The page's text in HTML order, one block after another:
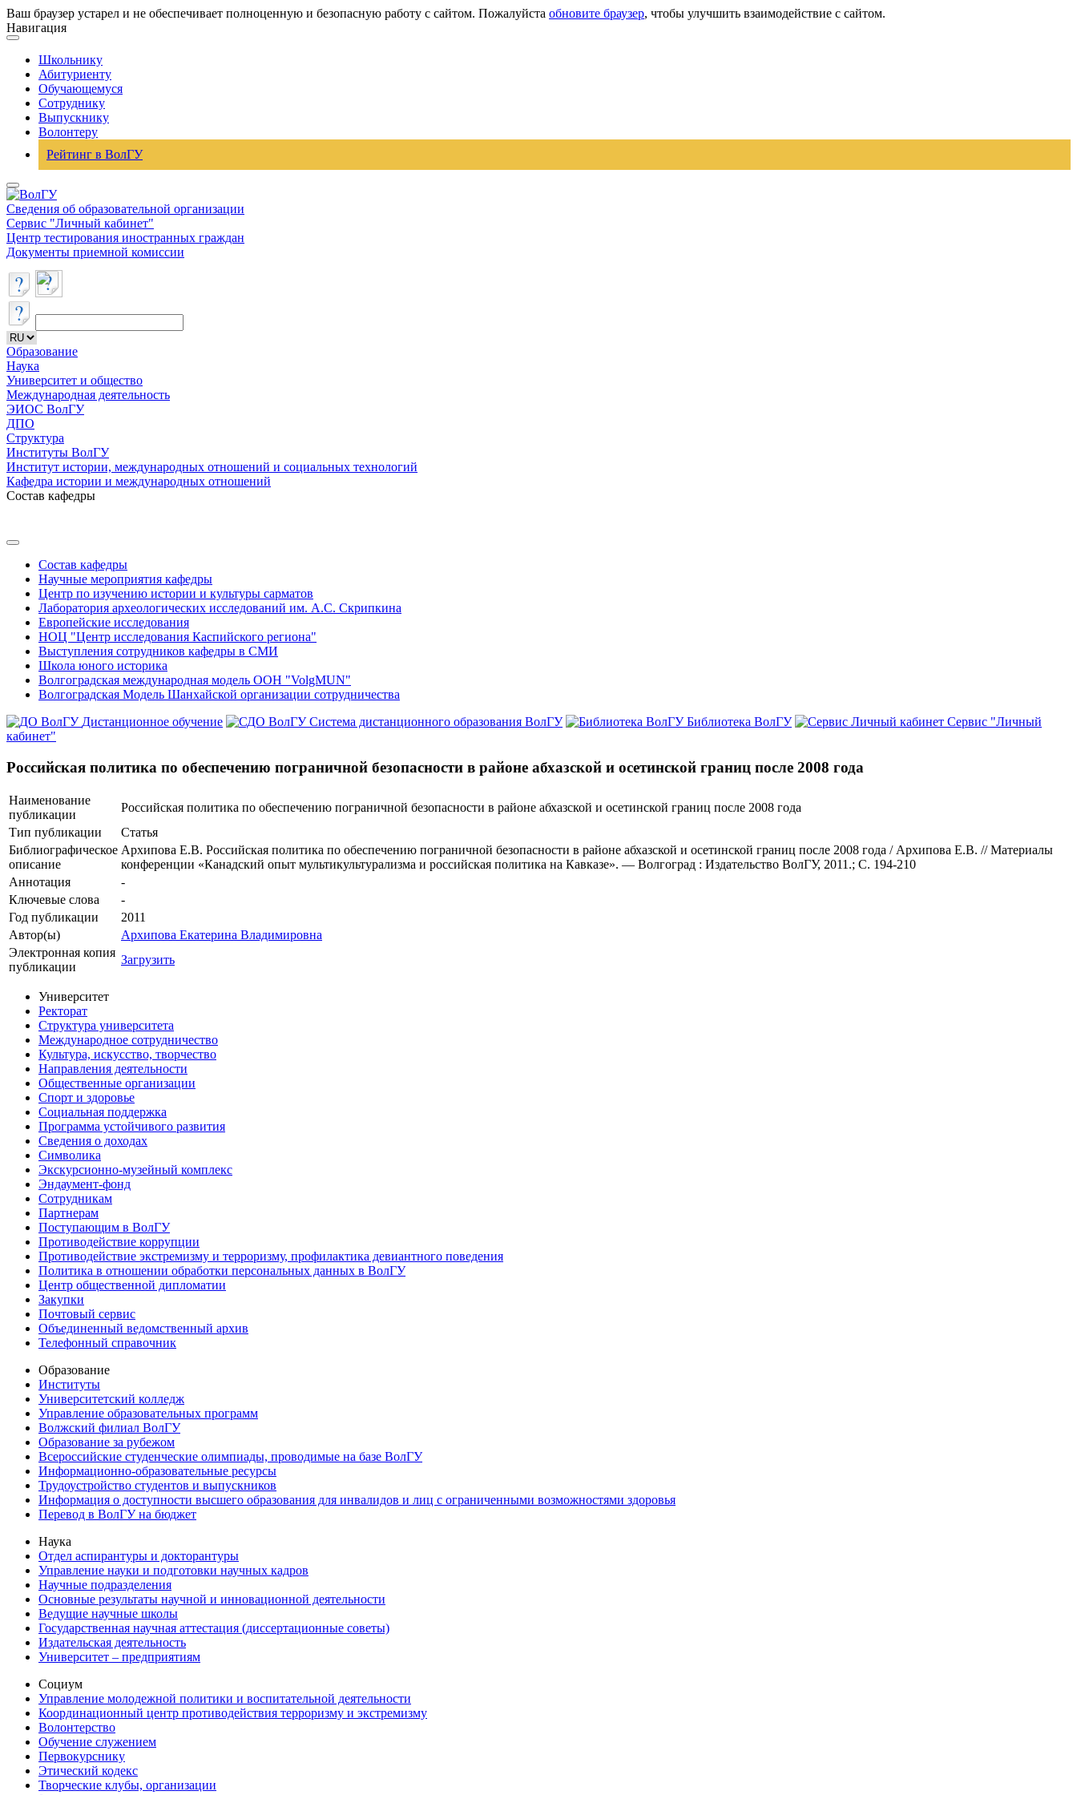
Ваш браузер устарел и не обеспечивает полноценную и безопасную работу с сайтом. Пожалуйста обновите браузер, чтобы улучшить взаимодействие с сайтом.
Навигация
Школьнику
Абитуриенту
Обучающемуся
Сотруднику
Выпускнику
Волонтеру
Рейтинг в ВолГУ
Сведения об образовательной организации
Сервис "Личный кабинет"
Центр тестирования иностранных граждан
Документы приемной комиссии
Образование
Наука
Университет и общество
Международная деятельность
ЭИОС ВолГУ
ДПО
Структура
Институты ВолГУ
Институт истории, международных отношений и социальных технологий
Кафедра истории и международных отношений
Состав кафедры
Состав кафедры
Научные мероприятия кафедры
Центр по изучению истории и культуры сарматов
Лаборатория археологических исследований им. А.С. Скрипкина
Европейские исследования
НОЦ "Центр исследования Каспийского региона"
Выступления сотрудников кафедры в СМИ
Школа юного историка
Волгоградская международная модель ООН "VolgMUN"
Волгоградская Модель Шанхайской организации сотрудничества
Дистанционное обучение
Система дистанционного образования ВолГУ Библиотека ВолГУ
Сервис "Личный
кабинет"
Российская политика по обеспечению пограничной безопасности в районе абхазской и осетинской границ после 2008 года
Наименование
публикации
Российская политика по обеспечению пограничной безопасности в районе абхазской и осетинской границ после 2008 года
Тип публикации
Статья
Библиографическое
описание
Архипова Е.В. Российская политика по обеспечению пограничной безопасности в районе абхазской и осетинской границ после 2008 года / Архипова Е.В. // Материалы
конференции «Канадский опыт мультикультурализма и российская политика на Кавказе». — Волгоград : Издательство ВолГУ, 2011.; С. 194-210
Аннотация
-
Ключевые cлова
-
Год публикации
2011
Автор(ы)
Архипова Екатерина Владимировна
Электронная копия
публикации
Загрузить
Университет
Ректорат
Структура университета
Международное сотрудничество
Культура, искусство, творчество
Направления деятельности
Общественные организации
Спорт и здоровье
Социальная поддержка
Программа устойчивого развития
Сведения о доходах
Символика
Экскурсионно-музейный комплекс
Эндаумент-фонд
Сотрудникам
Партнерам
Поступающим в ВолГУ
Противодействие коррупции
Противодействие экстремизму и терроризму, профилактика девиантного поведения
Политика в отношении обработки персональных данных в ВолГУ
Центр общественной дипломатии
Закупки
Почтовый сервис
Объединенный ведомственный архив
Телефонный справочник
Образование
Институты
Университетский колледж
Управление образовательных программ
Волжский филиал ВолГУ
Образование за рубежом
Всероссийские студенческие олимпиады, проводимые на базе ВолГУ
Информационно-образовательные ресурсы
Трудоустройство студентов и выпускников
Информация о доступности высшего образования для инвалидов и лиц с ограниченными возможностями здоровья
Перевод в ВолГУ на бюджет
Наука
Отдел аспирантуры и докторантуры
Управление науки и подготовки научных кадров
Научные подразделения
Основные результаты научной и инновационной деятельности
Ведущие научные школы
Государственная научная аттестация (диссертационные советы)
Издательская деятельность
Университет – предприятиям
Социум
Управление молодежной политики и воспитательной деятельности
Координационный центр противодействия терроризму и экстремизму
Волонтерство
Обучение служением
Первокурснику
Этический кодекс
Творческие клубы, организации